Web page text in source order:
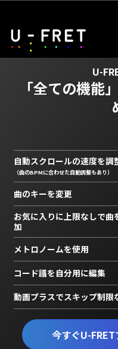
U-
「全ての機能
今すぐU-
自動スクロールの速度を調
（曲のBPMに合わせた自動調整もあり）
曲のキーを変更
お気に入りに上限なしで曲
加
メトロノームを使用
コード譜を自分用に編集
動画プラスでスキップ制限